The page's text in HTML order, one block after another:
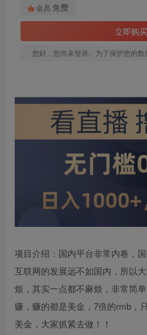
会员 免费
立即购买
您好，您尚未登录。为了保护您的数
项目介绍：国内平台非常内卷，
互联网的发展远不如国内，所以
烦，其实一点都不麻烦，非常简
赚，赚的都是美金，7倍的rmb，
美金，大家抓紧去做！！